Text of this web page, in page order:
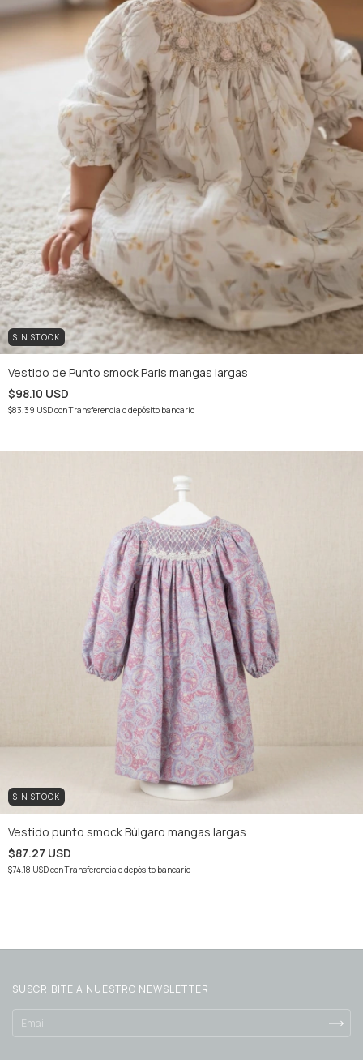
SIN STOCK
Vestido de Punto smock Paris mangas largas
$98.10 USD
$83.39 USDconTransferencia o depósito bancario
SIN STOCK
Vestido punto smock Búlgaro mangas largas
$87.27 USD
$74.18 USDconTransferencia o depósito bancario
SUSCRIBITE A NUESTRO NEWSLETTER